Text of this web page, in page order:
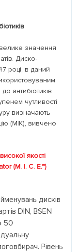
значення
Диско-
році, в даний
антибіотиків
чутливості
визначають
(МІК), вивчено
якості
(M. I. C. E.™)
дисків
DIN, BSEN
50
Рівень